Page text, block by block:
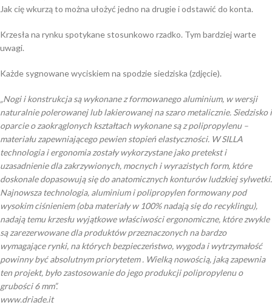
Jak cię wkurzą to można ułożyć jedno na drugie i odstawić do konta.
Krzesła na rynku spotykane stosunkowo rzadko. Tym bardziej warte
uwagi.
Każde sygnowane wyciskiem na spodzie siedziska (zdjęcie).
„Nogi i konstrukcja są wykonane z formowanego aluminium, w wersji
naturalnie polerowanej lub lakierowanej na szaro metalicznie. Siedzisko i
oparcie o zaokrąglonych kształtach wykonane są z polipropylenu –
materiału zapewniającego pewien stopień elastyczności. W SILLA
technologia i ergonomia zostały wykorzystane jako pretekst i
uzasadnienie dla zakrzywionych, mocnych i wyrazistych form, które
doskonale dopasowują się do anatomicznych konturów ludzkiej sylwetki.
Najnowsza technologia, aluminium i polipropylen formowany pod
wysokim ciśnieniem (oba materiały w 100% nadają się do recyklingu),
nadają temu krzesłu wyjątkowe właściwości ergonomiczne, które zwykle
są zarezerwowane dla produktów przeznaczonych na bardzo
wymagające rynki, na których bezpieczeństwo, wygoda i wytrzymałość
powinny być absolutnym priorytetem . Wielką nowością, jaką zapewnia
ten projekt, było zastosowanie do jego produkcji polipropylenu o
grubości 6 mm”.
www.driade.it